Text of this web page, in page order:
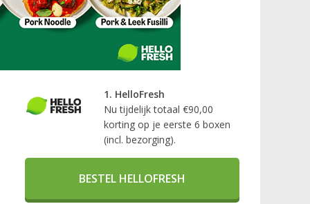
1. HelloFresh
Nu tijdelijk totaal €90,00
korting op je eerste 6 boxen
(incl. bezorging).
BESTEL HELLOFRESH